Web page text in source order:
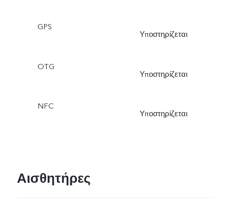
GPS
Υποστηρίζεται
OTG
Υποστηρίζεται
NFC
Υποστηρίζεται
Αισθητήρες